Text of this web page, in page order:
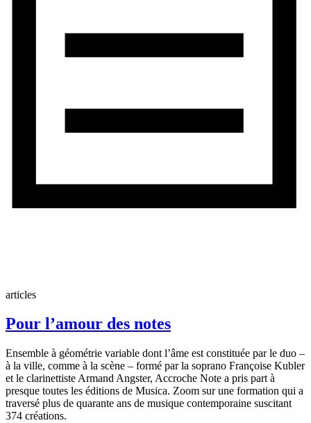
articles
Pour l’amour des notes
Ensemble à géométrie variable dont l’âme est constituée par le duo –
à la ville, comme à la scène – formé par la soprano Françoise Kubler
et le clarinettiste Armand Angster, Accroche Note a pris part à
presque toutes les éditions de Musica. Zoom sur une formation qui a
traversé plus de quarante ans de musique contemporaine suscitant
374 créations.